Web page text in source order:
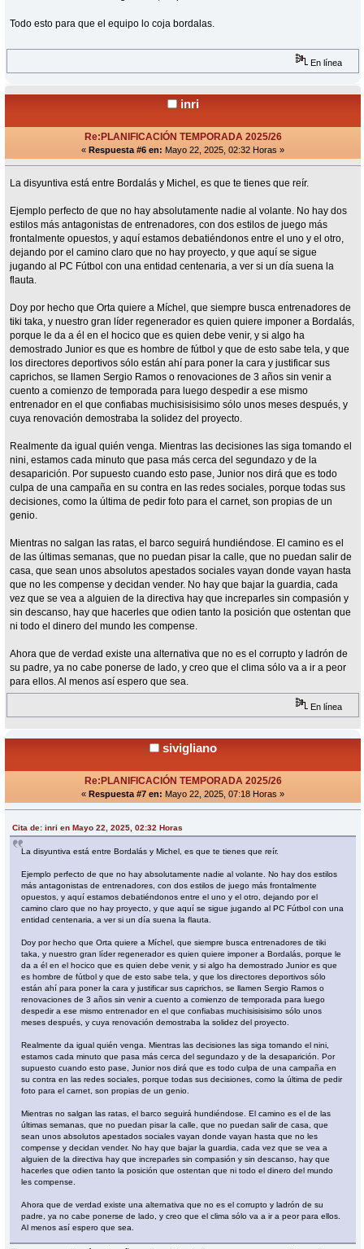
Todo esto para que el equipo lo coja bordalas.
En línea
inri
Re:PLANIFICACIÓN TEMPORADA 2025/26
« Respuesta #6 en: Mayo 22, 2025, 02:32 Horas »
La disyuntiva está entre Bordalás y Michel, es que te tienes que reír.
Ejemplo perfecto de que no hay absolutamente nadie al volante. No hay dos
estilos más antagonistas de entrenadores, con dos estilos de juego más
frontalmente opuestos, y aquí estamos debatiéndonos entre el uno y el otro,
dejando por el camino claro que no hay proyecto, y que aquí se sigue
jugando al PC Fútbol con una entidad centenaria, a ver si un día suena la
flauta.
Doy por hecho que Orta quiere a Míchel, que siempre busca entrenadores de
tiki taka, y nuestro gran líder regenerador es quien quiere imponer a Bordalás,
porque le da a él en el hocico que es quien debe venir, y si algo ha
demostrado Junior es que es hombre de fútbol y que de esto sabe tela, y que
los directores deportivos sólo están ahí para poner la cara y justificar sus
caprichos, se llamen Sergio Ramos o renovaciones de 3 años sin venir a
cuento a comienzo de temporada para luego despedir a ese mismo
entrenador en el que confiabas muchisisisisimo sólo unos meses después, y
cuya renovación demostraba la solidez del proyecto.
Realmente da igual quién venga. Mientras las decisiones las siga tomando el
nini, estamos cada minuto que pasa más cerca del segundazo y de la
desaparición. Por supuesto cuando esto pase, Junior nos dirá que es todo
culpa de una campaña en su contra en las redes sociales, porque todas sus
decisiones, como la última de pedir foto para el carnet, son propias de un
genio.
Mientras no salgan las ratas, el barco seguirá hundiéndose. El camino es el
de las últimas semanas, que no puedan pisar la calle, que no puedan salir de
casa, que sean unos absolutos apestados sociales vayan donde vayan hasta
que no les compense y decidan vender. No hay que bajar la guardia, cada
vez que se vea a alguien de la directiva hay que increparles sin compasión y
sin descanso, hay que hacerles que odien tanto la posición que ostentan que
ni todo el dinero del mundo les compense.
Ahora que de verdad existe una alternativa que no es el corrupto y ladrón de
su padre, ya no cabe ponerse de lado, y creo que el clima sólo va a ir a peor
para ellos. Al menos así espero que sea.
En línea
sivigliano
Re:PLANIFICACIÓN TEMPORADA 2025/26
« Respuesta #7 en: Mayo 22, 2025, 07:18 Horas »
Cita de: inri en Mayo 22, 2025, 02:32 Horas
La disyuntiva está entre Bordalás y Michel, es que te tienes que reír.
Ejemplo perfecto de que no hay absolutamente nadie al volante. No hay dos estilos
más antagonistas de entrenadores, con dos estilos de juego más frontalmente
opuestos, y aquí estamos debatiéndonos entre el uno y el otro, dejando por el
camino claro que no hay proyecto, y que aquí se sigue jugando al PC Fútbol con una
entidad centenaria, a ver si un día suena la flauta.
Doy por hecho que Orta quiere a Míchel, que siempre busca entrenadores de tiki
taka, y nuestro gran líder regenerador es quien quiere imponer a Bordalás, porque le
da a él en el hocico que es quien debe venir, y si algo ha demostrado Junior es que
es hombre de fútbol y que de esto sabe tela, y que los directores deportivos sólo
están ahí para poner la cara y justificar sus caprichos, se llamen Sergio Ramos o
renovaciones de 3 años sin venir a cuento a comienzo de temporada para luego
despedir a ese mismo entrenador en el que confiabas muchisisisisimo sólo unos
meses después, y cuya renovación demostraba la solidez del proyecto.
Realmente da igual quién venga. Mientras las decisiones las siga tomando el nini,
estamos cada minuto que pasa más cerca del segundazo y de la desaparición. Por
supuesto cuando esto pase, Junior nos dirá que es todo culpa de una campaña en
su contra en las redes sociales, porque todas sus decisiones, como la última de pedir
foto para el carnet, son propias de un genio.
Mientras no salgan las ratas, el barco seguirá hundiéndose. El camino es el de las
últimas semanas, que no puedan pisar la calle, que no puedan salir de casa, que
sean unos absolutos apestados sociales vayan donde vayan hasta que no les
compense y decidan vender. No hay que bajar la guardia, cada vez que se vea a
alguien de la directiva hay que increparles sin compasión y sin descanso, hay que
hacerles que odien tanto la posición que ostentan que ni todo el dinero del mundo
les compense.
Ahora que de verdad existe una alternativa que no es el corrupto y ladrón de su
padre, ya no cabe ponerse de lado, y creo que el clima sólo va a ir a peor para ellos.
Al menos así espero que sea.